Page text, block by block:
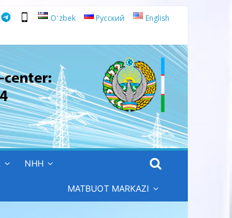
Oʻzbek Русский English
NHH
MATBUOT MARKAZI